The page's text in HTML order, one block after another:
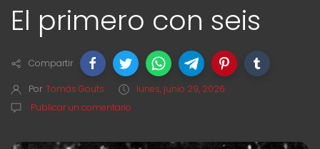
El primero con seis
Compartir
Por Tomás Gouts
lunes, junio 29, 2026
Publicar un comentario